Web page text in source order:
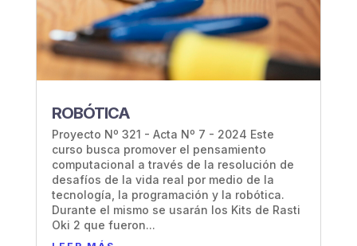
ROBÓTICA
Proyecto Nº 321 - Acta Nº 7 - 2024 Este
curso busca promover el pensamiento
computacional a través de la resolución de
desafíos de la vida real por medio de la
tecnología, la programación y la robótica.
Durante el mismo se usarán los Kits de Rasti
Oki 2 que fueron...